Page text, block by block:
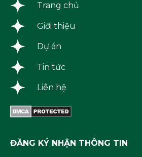
Trang chủ
Giới thiệu
Dự án
Tin tức
Liên hệ
ĐĂNG KÝ NHẬN THÔNG TIN